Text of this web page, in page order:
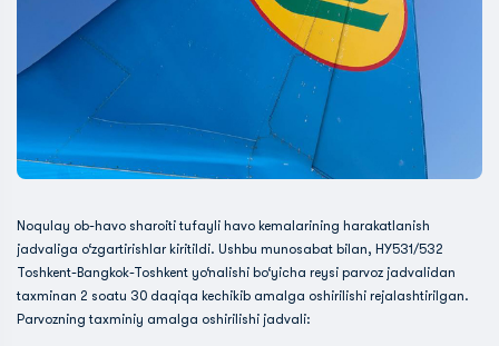
Noqulay ob-havo sharoiti tufayli havo kemalarining harakatlanish
jadvaliga o‘zgartirishlar kiritildi. Ushbu munosabat bilan, HY531/532
Toshkent-Bangkok-Toshkent yo‘nalishi bo‘yicha reysi parvoz jadvalidan
taxminan 2 soatu 30 daqiqa kechikib amalga oshirilishi rejalashtirilgan.
Parvozning taxminiy amalga oshirilishi jadvali: